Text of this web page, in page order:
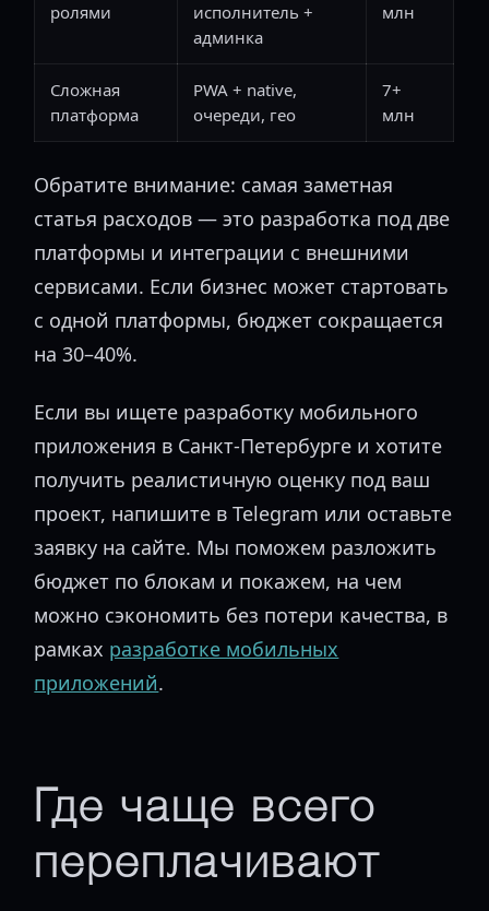
ролями
исполнитель +
админка
млн
Сложная
платформа
PWA + native,
очереди, гео
7+
млн
Обратите внимание: самая заметная
статья расходов — это разработка под две
платформы и интеграции с внешними
сервисами. Если бизнес может стартовать
с одной платформы, бюджет сокращается
на 30–40%.
Если вы ищете разработку мобильного
приложения в Санкт-Петербурге и хотите
получить реалистичную оценку под ваш
проект, напишите в Telegram или оставьте
заявку на сайте. Мы поможем разложить
бюджет по блокам и покажем, на чем
можно сэкономить без потери качества, в
рамках разработке мобильных
приложений.
Где чаще всего
переплачивают